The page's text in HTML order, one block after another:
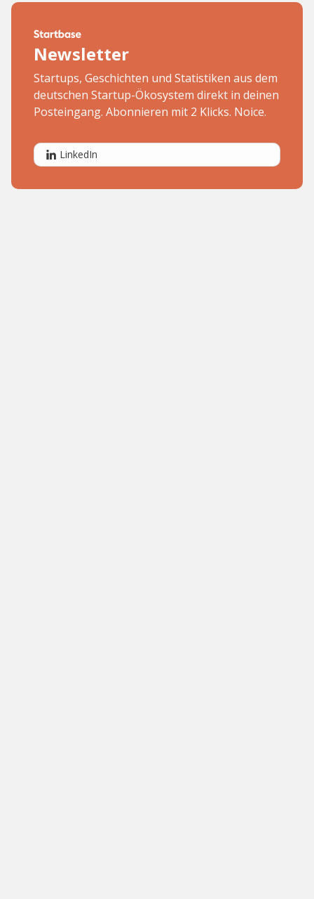
Newsletter
Startups, Geschichten und Statistiken aus dem
deutschen Startup-Ökosystem direkt in deinen
Posteingang. Abonnieren mit 2 Klicks. Noice.
LinkedIn